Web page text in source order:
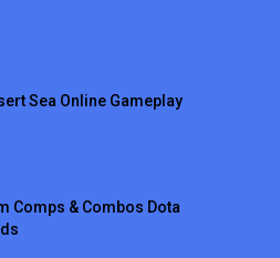
Sea Online Gameplay
Comps & Combos Dota